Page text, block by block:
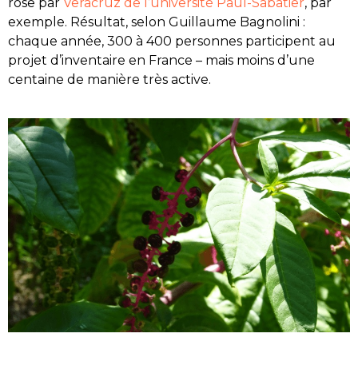
exemple. Résultat, selon Guillaume Bagnolini :
chaque année, 300 à 400 personnes participent au
projet d’inventaire en France – mais moins d’une
centaine de manière très active.